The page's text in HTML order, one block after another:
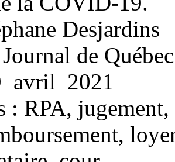
Desjardins
de Québec
avril 2021
: RPA, jugement,